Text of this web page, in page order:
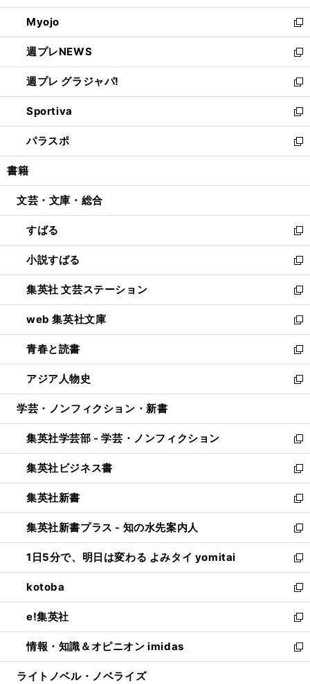
開
く
ウ
で
開
く
ン
ド
ウ
で
開
く
ウ
ィ
ン
ド
ウ
で
開
く
Myojo
新
し
い
ウ
ィ
ン
ド
ウ
で
開
週プレNEWS
新
し
い
ウ
ィ
ン
ド
ウ
開
週プレ グラジャパ!
新
し
い
ウ
ィ
ン
ウ
開
く
Sportiva
新
し
い
ウ
ン
ウ
で
開
く
パラスポ
新
し
ウ
ン
ド
ウ
で
開
く
書籍
文芸・文庫・総合
すばる
新
し
い
ウ
ィ
ン
ド
ウ
で
開
く
小説すばる
新
し
い
ウ
ィ
ン
ド
ウ
で
開
集英社 文芸ステーション
新
し
い
ウ
ィ
ン
ド
ウ
開
く
web 集英社文庫
新
し
い
ウ
ィ
ン
ウ
で
開
く
青春と読書
新
し
い
ウ
ン
ド
ウ
で
開
く
アジア人物史
新
し
ウ
ィ
ン
ド
ウ
で
開
く
学芸・ノンフィクション・新書
集英社学芸部 - 学芸・ノンフィクション
新
し
い
ウ
ィ
ン
ド
ウ
で
開
く
集英社ビジネス書
新
し
い
ウ
ィ
ン
ド
ウ
で
開
く
集英社新書
新
し
い
ウ
ィ
ン
ド
ウ
で
開
く
集英社新書プラス - 知の水先案内人
新
し
い
ウ
ィ
ン
ド
ウ
で
開
1日5分で、明日は変わる よみタイ yomitai
新
し
い
ウ
ィ
ン
ド
ウ
kotoba
新
し
い
ウ
ィ
ン
e!集英社
新
し
い
ウ
情報・知識＆オピニオン imidas
新
し
ライトノベル・ノベライズ